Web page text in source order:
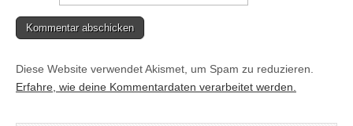
Diese Website verwendet Akismet, um Spam zu reduzieren.
Erfahre, wie deine Kommentardaten verarbeitet werden.